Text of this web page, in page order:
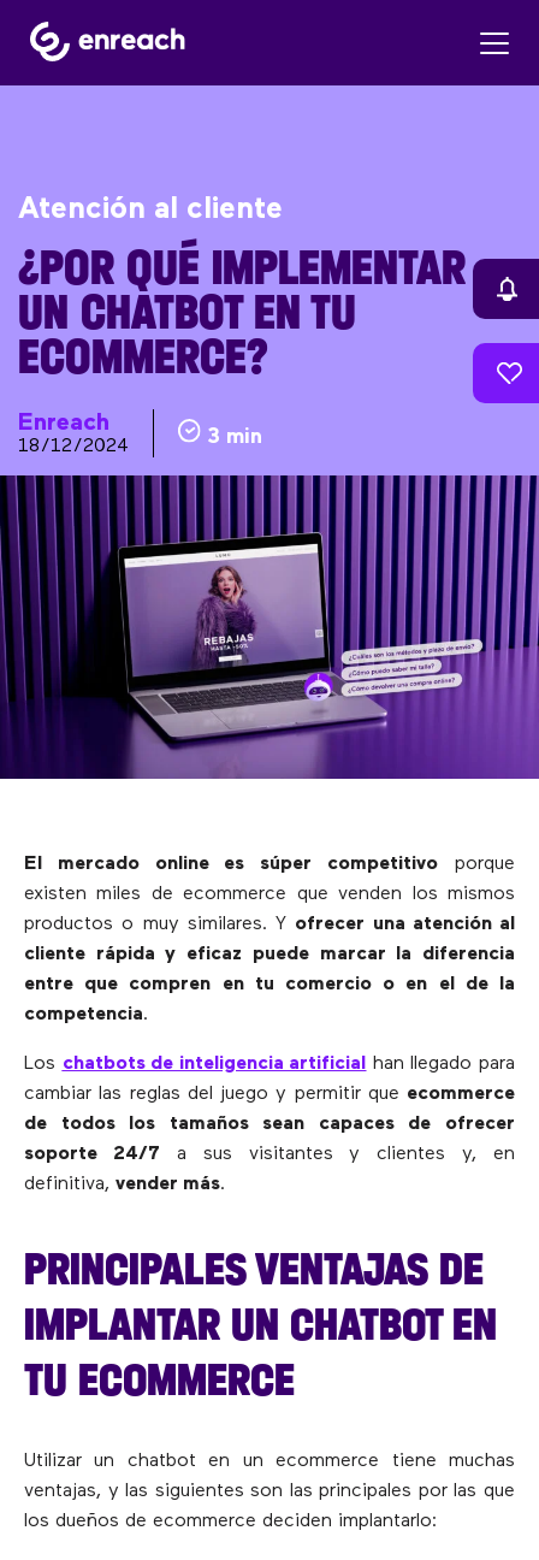
Atención al cliente
¿POR QUÉ IMPLEMENTAR
UN CHATBOT EN TU
ECOMMERCE?
Enreach
18/12/2024 3 min
El mercado online es súper competitivo porque
existen miles de ecommerce que venden los mismos
productos o muy similares. Y ofrecer una atención al
cliente rápida y eficaz puede marcar la diferencia
entre que compren en tu comercio o en el de la
competencia.
Los chatbots de inteligencia artificial han llegado para
cambiar las reglas del juego y permitir que ecommerce
de todos los tamaños sean capaces de ofrecer
soporte 24/7 a sus visitantes y clientes y, en
definitiva, vender más.
PRINCIPALES VENTAJAS DE
IMPLANTAR UN CHATBOT EN
TU ECOMMERCE
Utilizar un chatbot en un ecommerce tiene muchas
ventajas, y las siguientes son las principales por las que
los dueños de ecommerce deciden implantarlo: